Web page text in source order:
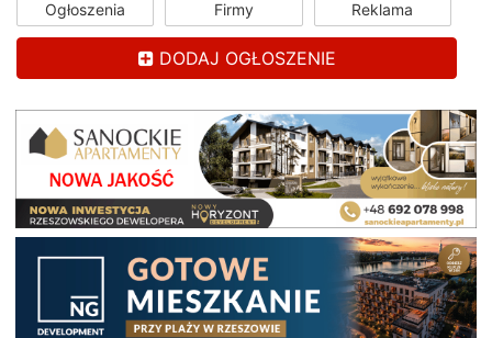
Ogłoszenia Firmy Reklama
DODAJ OGŁOSZENIE